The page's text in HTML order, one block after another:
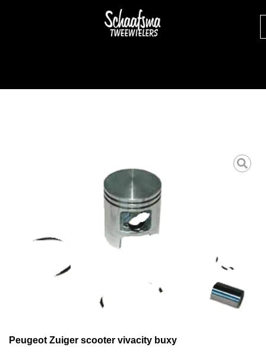
Peugeot Zuiger scooter vivacity buxy